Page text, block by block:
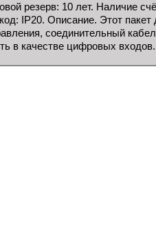
резерв: 10 лет. Наличие
IP20. Описание. Этот
соединительный
в качестве цифровых входов.